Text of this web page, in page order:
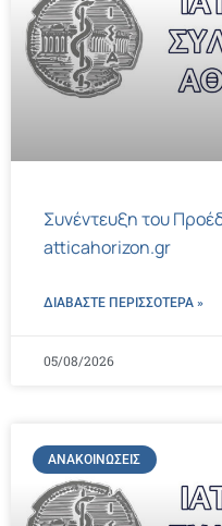
Συνέντευξη του
atticahorizon.gr
ΔΙΑΒΑΣΤΕ ΠΕΡΙΣΣΌΤΕΡΑ »
05/08/2026
ΑΝΑΚΟΙΝΏΣΕΙΣ